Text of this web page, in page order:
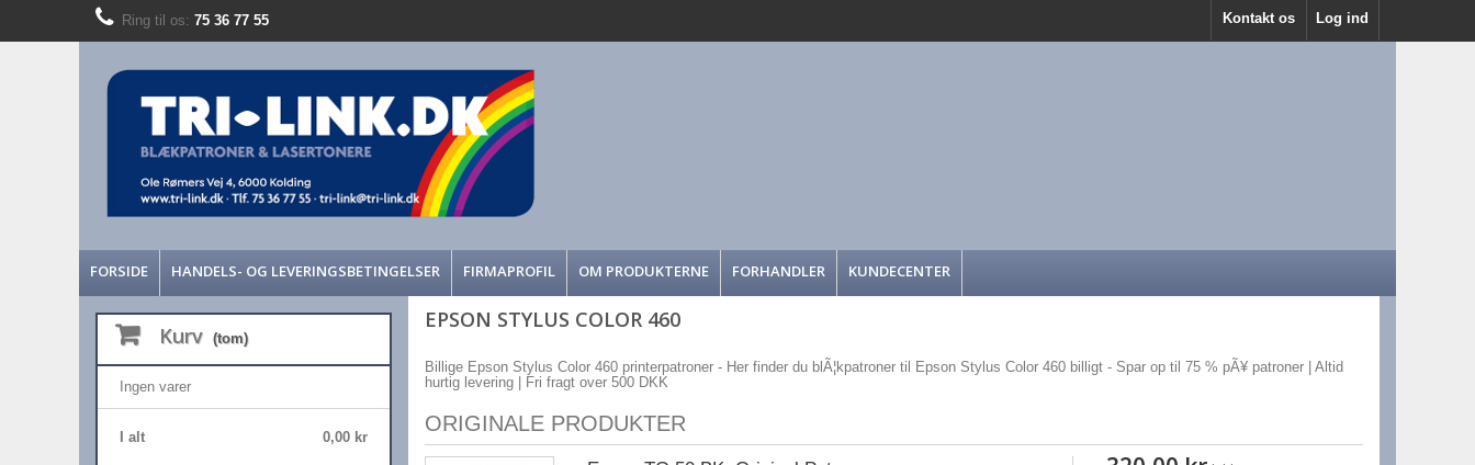
Log ind
Kontakt os
Ring til os: 75 36 77 55
FORSIDE HANDELS- OG LEVERINGSBETINGELSER FIRMAPROFIL OM PRODUKTERNE FORHANDLER KUNDECENTER
Kurv (tom)
Ingen varer
0,00 kr
I alt
EPSON STYLUS COLOR 460
Billige Epson Stylus Color 460 printerpatroner - Her finder du blÃ¦kpatroner til Epson Stylus Color 460 billigt - Spar op til 75 % pÃ¥ patroner | Altid
hurtig levering | Fri fragt over 500 DKK
ORIGINALE PRODUKTER